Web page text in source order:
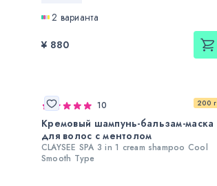
2 варианта
¥ 880
200 г
10
Кремовый шампунь-бальзам-маска
для волос с ментолом
CLAYSEE SPA 3 in 1 cream shampoo Cool
Smooth Type